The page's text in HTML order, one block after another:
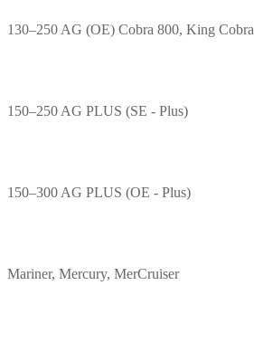
130–250 AG (OE) Cobra 800, King Cobra
150–250 AG PLUS (SE - Plus)
150–300 AG PLUS (OE - Plus)
Mariner, Mercury, MerCruiser